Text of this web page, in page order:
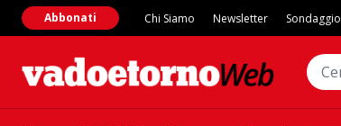
Abbonati Chi Siamo Newsletter Sondaggio